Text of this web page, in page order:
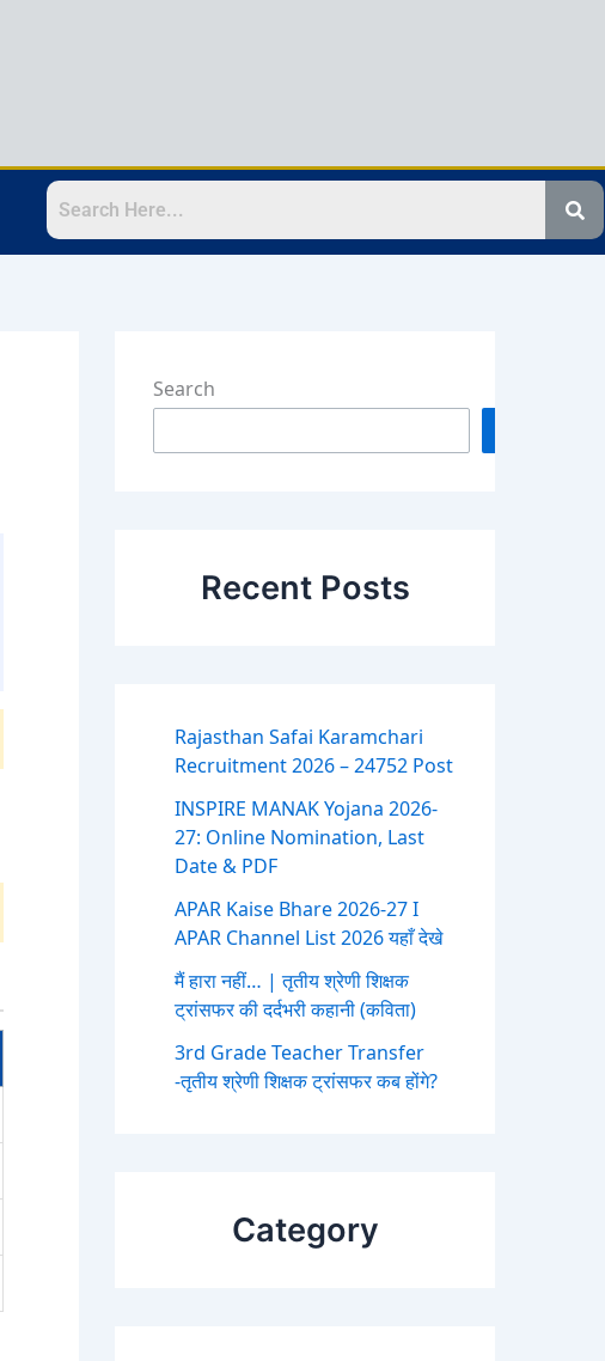
Search
Recent Posts
Rajasthan Safai Karamchari
Recruitment 2026 – 24752 Post
INSPIRE MANAK Yojana 2026-
27: Online Nomination, Last
Date & PDF
APAR Kaise Bhare 2026-27 I
APAR Channel List 2026 यहाँ देखे
मैं हारा नहीं… | तृतीय श्रेणी शिक्षक
ट्रांसफर की दर्दभरी कहानी (कविता)
3rd Grade Teacher Transfer
-तृतीय श्रेणी शिक्षक ट्रांसफर कब होंगे?
Category